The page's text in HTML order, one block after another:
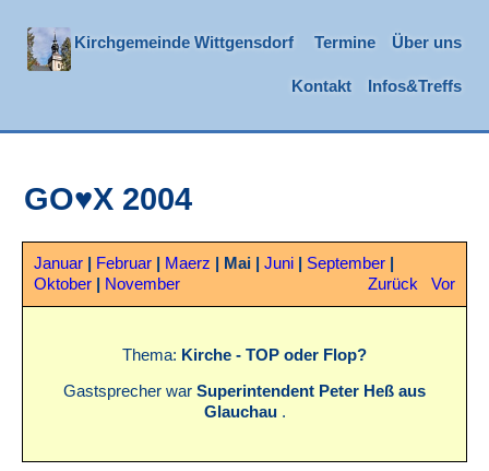
Kirchgemeinde Wittgensdorf Termine Über uns
Kontakt Infos&Treffs
GO♥X 2004
Januar Februar Maerz Mai Juni September
Oktober
November Zurück Vor
Thema: Kirche - TOP oder Flop?
Gastsprecher war Superintendent Peter Heß aus
Glauchau .